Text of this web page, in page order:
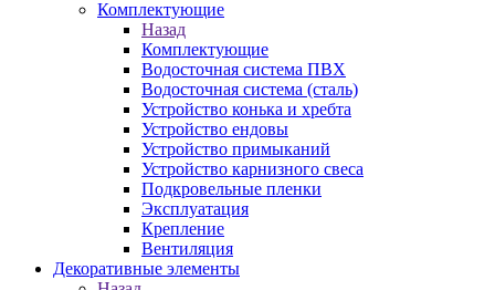
Комплектующие
Назад
Комплектующие
Водосточная система ПВХ
Водосточная система (сталь)
Устройство конька и хребта
Устройство ендовы
Устройство примыканий
Устройство карнизного свеса
Подкровельные пленки
Эксплуатация
Крепление
Вентиляция
Декоративные элементы